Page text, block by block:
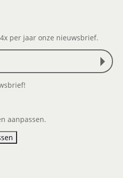
per jaar onze nieuwsbrief.
aanpassen.